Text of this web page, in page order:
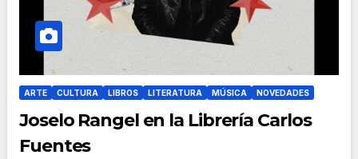
ARTE CULTURA LIBROS LITERATURA MÚSICA NOVEDADES
Joselo Rangel en la Librería Carlos
Fuentes